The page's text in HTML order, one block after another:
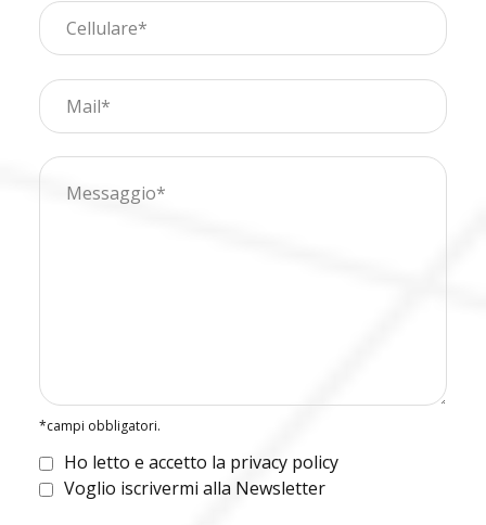
*campi obbligatori.
Ho letto e accetto la privacy policy
Voglio iscrivermi alla Newsletter